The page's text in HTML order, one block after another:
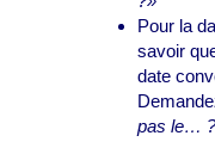
Pour la
savoir
date
pas le…